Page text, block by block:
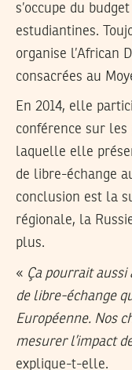
s’occupe du
estudiantines.
organise l’African
consacrées au
En 2014, elle
conférence sur les
laquelle elle
de libre-échange
conclusion est la
régionale, la
plus.
« Ça pourrait
de libre-échange
Européenne. Nos
mesurer l’impact
explique-t-elle.